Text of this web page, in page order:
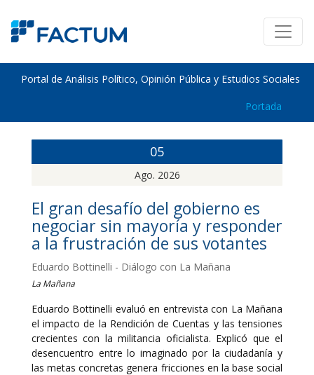
Portal de Análisis Político, Opinión Pública y Estudios Sociales
Portada
05
Ago. 2026
El gran desafío del gobierno es
negociar sin mayoría y responder
a la frustración de sus votantes
Eduardo Bottinelli - Diálogo con La Mañana
La Mañana
Eduardo Bottinelli evaluó en entrevista con La Mañana
el impacto de la Rendición de Cuentas y las tensiones
crecientes con la militancia oficialista. Explicó que el
desencuentro entre lo imaginado por la ciudadanía y
las metas concretas genera fricciones en la base social